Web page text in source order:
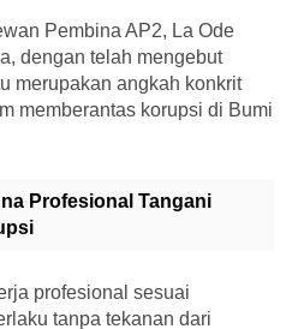
Pembina AP2, La Ode
dengan telah mengebut
merupakan angkah konkrit
memberantas korupsi di Bumi
Profesional Tangani
profesional sesuai
tanpa tekanan dari